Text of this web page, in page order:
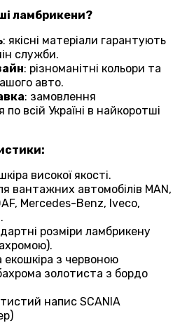
ламбрикени?
: якісні матеріали гарантують
служби.
: різноманітні кольори та
авто.
: замовлення
всій Україні в найкоротші
високої якості.
вантажних автомобілів MAN,
Mercedes-Benz, Iveco,
.
розміри ламбрикену
екошкіра з червоною
золотиста з бордо
напис SCANIA